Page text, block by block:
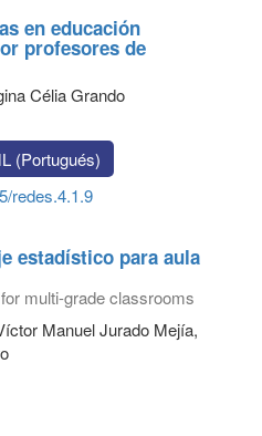
en educación
profesores de
Célia Grando
(Portugués)
redes.4.1.9
estadístico para aula
multi-grade classrooms
Manuel Jurado Mejía,